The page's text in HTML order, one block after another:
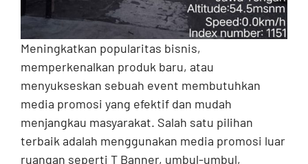
Meningkatkan popularitas bisnis,
memperkenalkan produk baru, atau
menyukseskan sebuah event membutuhkan
media promosi yang efektif dan mudah
menjangkau masyarakat. Salah satu pilihan
terbaik adalah menggunakan media promosi luar
ruangan seperti T Banner, umbul-umbul,